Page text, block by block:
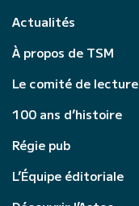
Actualités
À propos de TSM
Le comité de lecture
100 ans d’histoire
Régie pub
L’Équipe éditoriale